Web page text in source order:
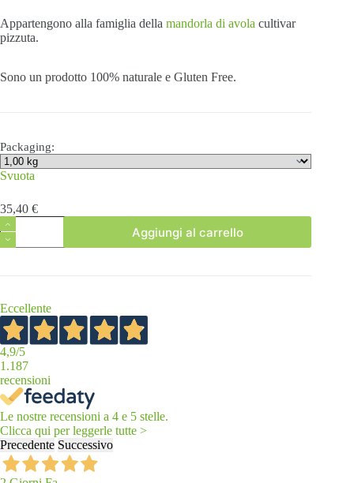
Appartengono alla famiglia della mandorla di avola cultivar
pizzuta.
Sono un prodotto 100% naturale e Gluten Free.
Packaging:
Svuota
35,40 €
Mandorle
di
Avola
quantità
Aggiungi al carrello
Eccellente
4,9/5
1.187
recensioni
Le nostre recensioni a 4 e 5 stelle.
Clicca qui per leggerle tutte >
Precedente Successivo